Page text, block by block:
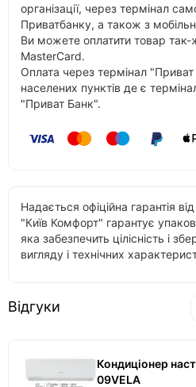
організації, через термінал
Приватбанку, а також з
Ви можете оплатити товар так-
MasterCard.
Оплата через термінал
населених пунктів де є
"Приват Банк".
Надається офіційна гарантія
"Київ Комфорт" гарантує
яка забезпечить цілісність і
вигляду і технічних
Відгуки
Кондиціонер
09VELA